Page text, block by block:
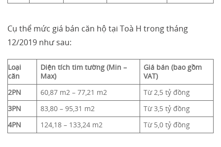
Cụ thể mức giá bán căn hộ tại Toà H trong tháng
12/2019 như sau:
Loại
căn
Diện tích tim tường (Min –
Max)
Giá bán (bao gồm
VAT)
2PN
60,87 m2 – 77,21 m2
Từ 2,5 tỷ đồng
3PN
83,80 – 95,31 m2
Từ 3,5 tỷ đồng
4PN
124,18 – 133,24 m2 Từ 5,0 tỷ đồng